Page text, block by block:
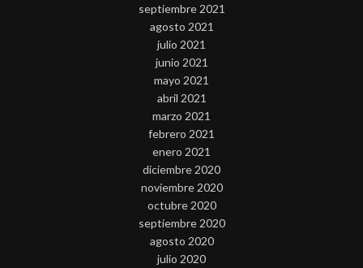
septiembre 2021
agosto 2021
julio 2021
junio 2021
mayo 2021
abril 2021
marzo 2021
febrero 2021
enero 2021
diciembre 2020
noviembre 2020
octubre 2020
septiembre 2020
agosto 2020
julio 2020